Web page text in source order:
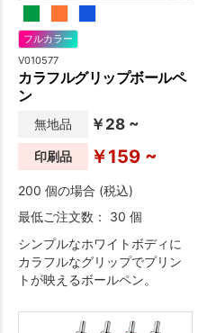
フルカラー
V010577
カラフルグリップボールペ
ン
無地品 ￥28 ~
印刷品 ￥159 ~
200 個の場合 (税込)
最低ご注文数： 30 個
シンプルなホワイトボディに
カラフルなグリップでプリン
トが映えるボールペン。